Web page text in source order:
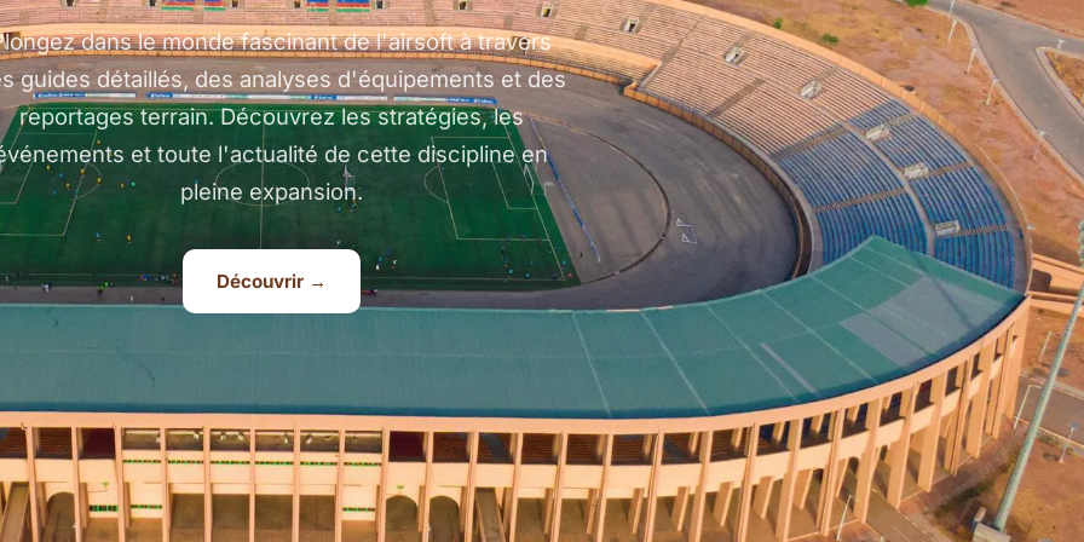
dans le monde fascinant de l'airsoft à travers
guides détaillés, des analyses d'équipements et des
reportages terrain. Découvrez les stratégies, les
et toute l'actualité de cette discipline en
pleine expansion.
Découvrir →